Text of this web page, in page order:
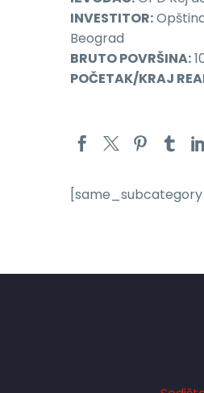
INVESTITOR:
Beograd
BRUTO POVRŠINA:
POČETAK/KRAJ